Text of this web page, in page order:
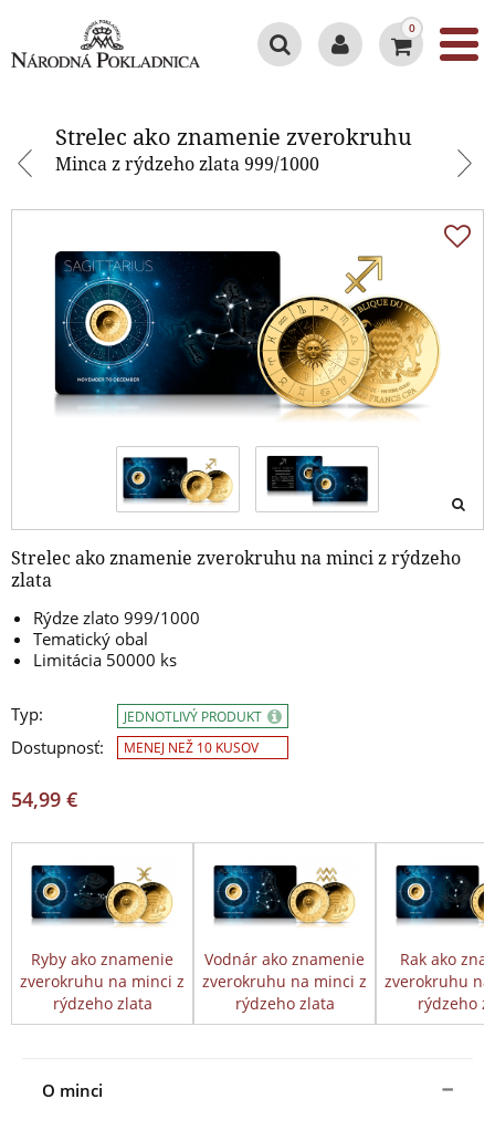
0
Strelec ako znamenie zverokruhu
Minca z rýdzeho zlata 999/1000
Strelec ako znamenie zverokruhu na minci z rýdzeho
zlata
Rýdze zlato 999/1000
Tematický obal
Limitácia 50000 ks
Typ:
Dostupnosť:
JEDNOTLIVÝ PRODUKT
MENEJ NEŽ 10 KUSOV
54,99 €
Ryby ako znamenie
zverokruhu na minci z
rýdzeho zlata
Vodnár ako znamenie
zverokruhu na minci z
rýdzeho zlata
Rak ako
zverokruhu
rýdzeho
O minci
Strelec ako znamenie zverokruhu